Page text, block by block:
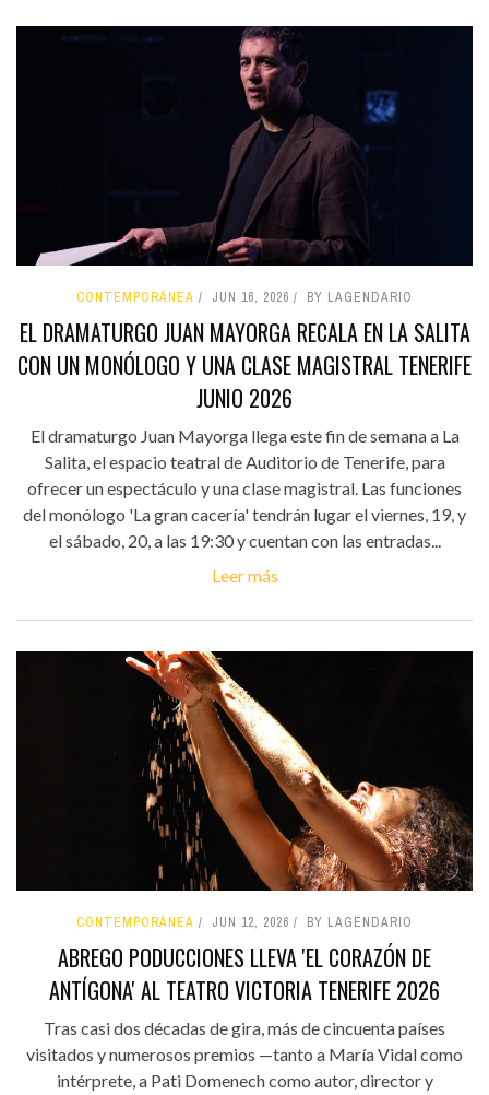
CONTEMPORÁNEA JUN 16, 2026 BY LAGENDARIO
EL DRAMATURGO JUAN MAYORGA RECALA EN LA SALITA
CON UN MONÓLOGO Y UNA CLASE MAGISTRAL TENERIFE
JUNIO 2026
El dramaturgo Juan Mayorga llega este fin de semana a La
Salita, el espacio teatral de Auditorio de Tenerife, para
ofrecer un espectáculo y una clase magistral. Las funciones
del monólogo 'La gran cacería' tendrán lugar el viernes, 19, y
el sábado, 20, a las 19:30 y cuentan con las entradas...
Leer más
CONTEMPORÁNEA JUN 12, 2026 BY LAGENDARIO
ABREGO PODUCCIONES LLEVA 'EL CORAZÓN DE
ANTÍGONA' AL TEATRO VICTORIA TENERIFE 2026
Tras casi dos décadas de gira, más de cincuenta países
visitados y numerosos premios —tanto a María Vidal como
intérprete, a Pati Domenech como autor, director y